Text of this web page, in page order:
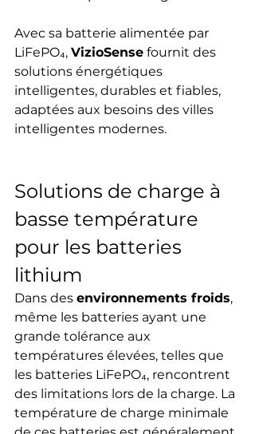
Avec sa batterie alimentée par
LiFePO₄, VizioSense fournit des
solutions énergétiques
intelligentes, durables et fiables,
adaptées aux besoins des villes
intelligentes modernes.
Solutions de charge à
basse température
pour les batteries
lithium
Dans des environnements froids,
même les batteries ayant une
grande tolérance aux
températures élevées, telles que
les batteries LiFePO₄, rencontrent
des limitations lors de la charge. La
température de charge minimale